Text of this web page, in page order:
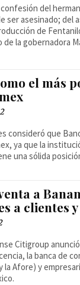
del
ser asesinado; del
de
la gobernadora
el más
consideró que
ya que la
una sólida
a
a clientes
Citigroup
la banca de
Afore) y